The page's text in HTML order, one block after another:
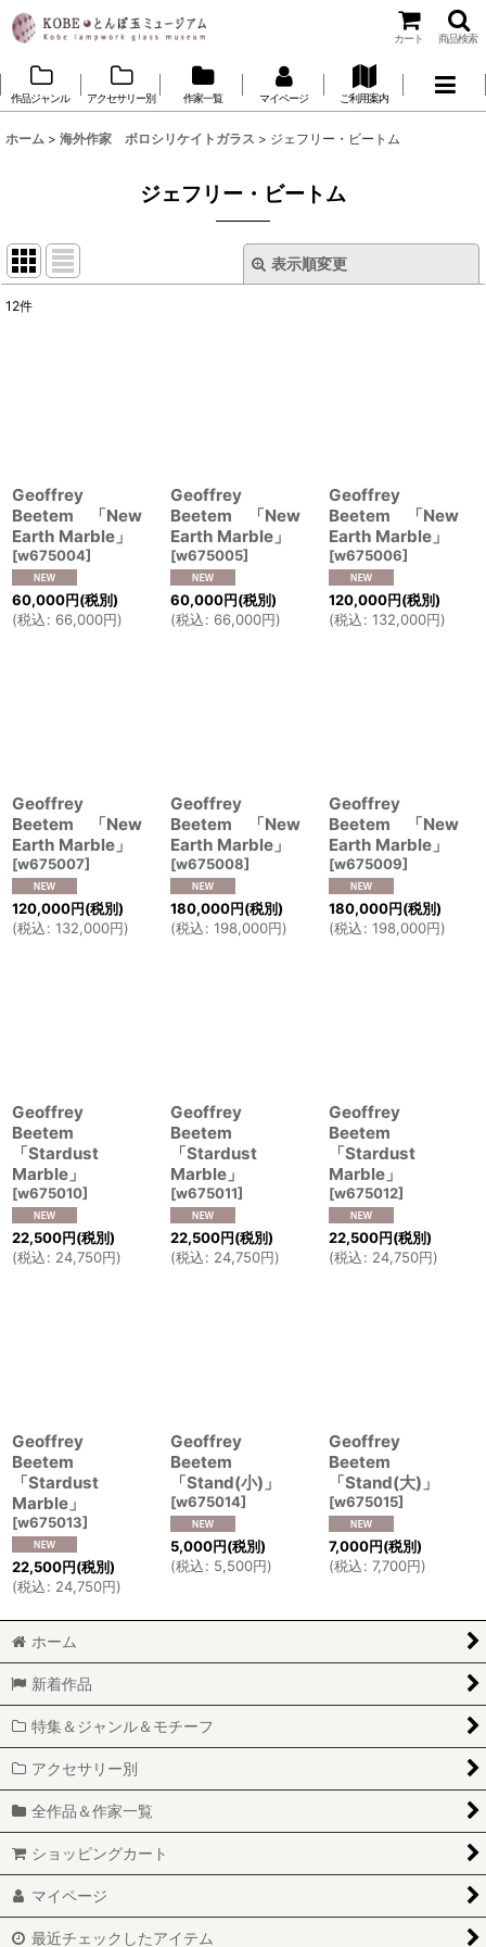
カート 商品検索
作品ジャンル アクセサリー別 作家一覧 マイページ ご利用案内
ホーム > 海外作家 ボロシリケイトガラス > ジェフリー・ビートム
ジェフリー・ビートム
表示順変更
12件
Geoffrey
Beetem 「New
Earth Marble」
[w675004]
60,000円(税別)
(税込: 66,000円)
Geoffrey
Beetem 「New
Earth Marble」
[w675005]
60,000円(税別)
(税込: 66,000円)
Geoffrey
Beetem 「New
Earth Marble」
[w675006]
120,000円(税別)
(税込: 132,000円)
Geoffrey
Beetem 「New
Earth Marble」
[w675007]
120,000円(税別)
(税込: 132,000円)
Geoffrey
Beetem 「New
Earth Marble」
[w675008]
180,000円(税別)
(税込: 198,000円)
Geoffrey
Beetem 「New
Earth Marble」
[w675009]
180,000円(税別)
(税込: 198,000円)
Geoffrey
Beetem
「Stardust
Marble」
[w675010]
22,500円(税別)
(税込: 24,750円)
Geoffrey
Beetem
「Stardust
Marble」
[w675011]
22,500円(税別)
(税込: 24,750円)
Geoffrey
Beetem
「Stardust
Marble」
[w675012]
22,500円(税別)
(税込: 24,750円)
Geoffrey
Beetem
「Stardust
Marble」
[w675013]
22,500円(税別)
(税込: 24,750円)
Geoffrey
Beetem
「Stand(小)」
[w675014]
5,000円(税別)
(税込: 5,500円)
Geoffrey
Beetem
「Stand(大)」
[w675015]
7,000円(税別)
(税込: 7,700円)
ホーム
新着作品
特集＆ジャンル＆モチーフ
アクセサリー別
全作品＆作家一覧
ショッピングカート
マイページ
最近チェックしたアイテム